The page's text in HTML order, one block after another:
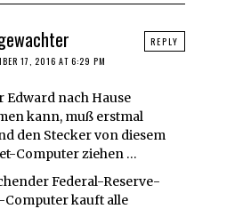
17, 2016 AT 6:29 PM
Edward nach Hause
kann, muß erstmal
den Stecker von diesem
Computer ziehen …
Federal-Reserve-
Computer kauft alle
REPLY